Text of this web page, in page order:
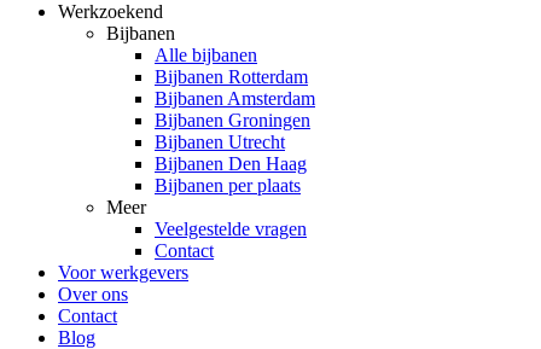
Werkzoekend
Bijbanen
Alle bijbanen
Bijbanen Rotterdam
Bijbanen Amsterdam
Bijbanen Groningen
Bijbanen Utrecht
Bijbanen Den Haag
Bijbanen per plaats
Meer
Veelgestelde vragen
Contact
Voor werkgevers
Over ons
Contact
Blog